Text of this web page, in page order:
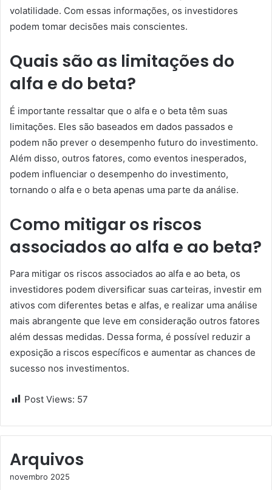
volatilidade. Com essas informações, os investidores
podem tomar decisões mais conscientes.
Quais são as limitações do
alfa e do beta?
É importante ressaltar que o alfa e o beta têm suas
limitações. Eles são baseados em dados passados e
podem não prever o desempenho futuro do investimento.
Além disso, outros fatores, como eventos inesperados,
podem influenciar o desempenho do investimento,
tornando o alfa e o beta apenas uma parte da análise.
Como mitigar os riscos
associados ao alfa e ao beta?
Para mitigar os riscos associados ao alfa e ao beta, os
investidores podem diversificar suas carteiras, investir em
ativos com diferentes betas e alfas, e realizar uma análise
mais abrangente que leve em consideração outros fatores
além dessas medidas. Dessa forma, é possível reduzir a
exposição a riscos específicos e aumentar as chances de
sucesso nos investimentos.
Post Views: 57
Arquivos
novembro 2025